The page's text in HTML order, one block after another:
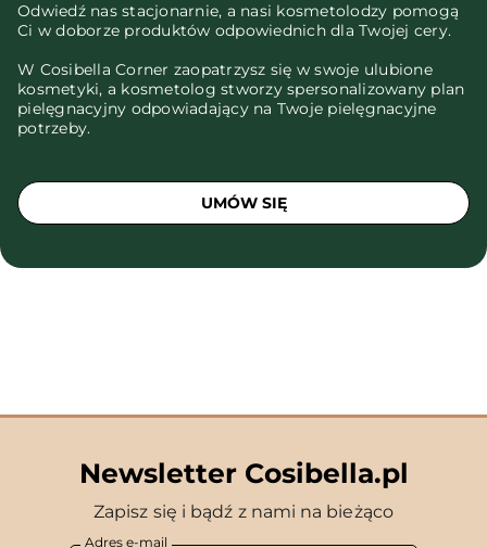
Odwiedź nas stacjonarnie, a nasi kosmetolodzy pomogą
Ci w doborze produktów odpowiednich dla Twojej cery.
W Cosibella Corner zaopatrzysz się w swoje ulubione
kosmetyki, a kosmetolog stworzy spersonalizowany plan
pielęgnacyjny odpowiadający na Twoje pielęgnacyjne
potrzeby.
UMÓW SIĘ
Newsletter Cosibella.pl
Zapisz się i bądź z nami na bieżąco
Adres e-mail